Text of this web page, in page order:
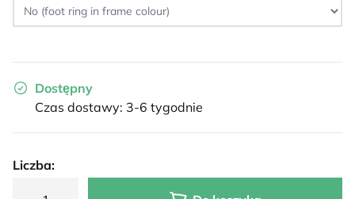
Dostępny
Czas dostawy: 3-6 tygodnie
Liczba: